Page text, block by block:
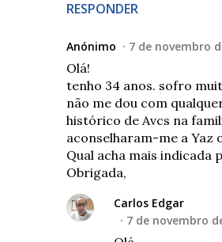
RESPONDER
Anónimo 7 de novembro
Olá!
tenho 34 anos. sofro
não me dou com
histórico de Avcs na
aconselharam-me a Yaz
Qual acha mais indicada
Obrigada,
Carlos Edgar
7 de novembro